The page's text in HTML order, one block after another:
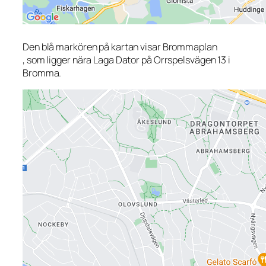
Den blå markören på kartan visar Brommaplan
, som ligger nära Laga Dator på Orrspelsvägen 13 i
Bromma.